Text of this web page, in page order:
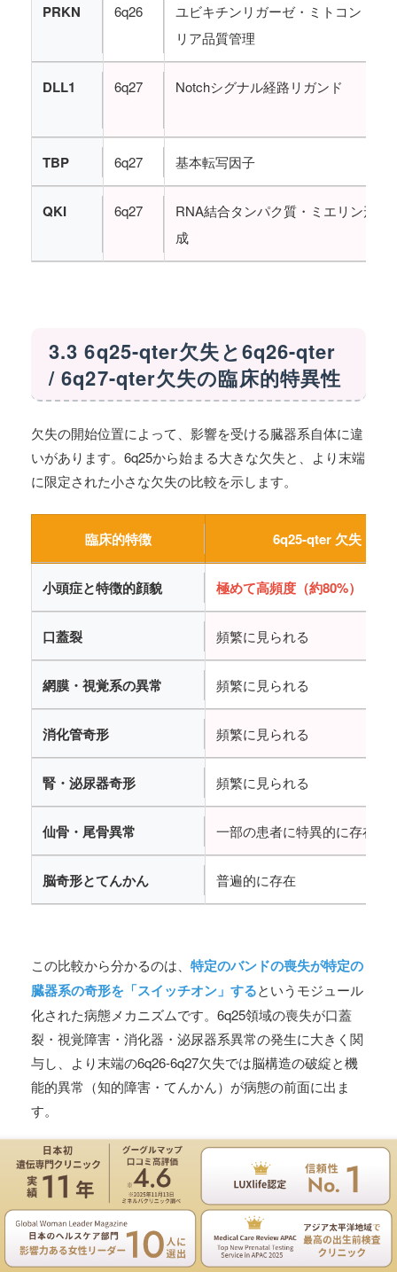
PRKN 6q26
ユビキチンリガーゼ・ミトコンド
リア品質管理
DLL1 6q27 Notchシグナル経路リガンド
TBP 6q27 基本転写因子
QKI 6q27
RNA結合タンパク質・ミエリン形
成
3.3 6q25-qter欠失と6q26-qter
/ 6q27-qter欠失の臨床的特異性
欠失の開始位置によって、影響を受ける臓器系自体に違
いがあります。6q25から始まる大きな欠失と、より末端
に限定された小さな欠失の比較を示します。
臨床的特徴 6q25-qter 欠失
小頭症と特徴的顔貌 極めて高頻度（約80%）
口蓋裂 頻繁に見られる
網膜・視覚系の異常 頻繁に見られる
消化管奇形 頻繁に見られる
腎・泌尿器奇形 頻繁に見られる
仙骨・尾骨異常 一部の患者に特異的に存在
脳奇形とてんかん 普遍的に存在
この比較から分かるのは、 特定のバンドの喪失が特定の
臓器系の奇形を「スイッチオン」するというモジュール
化された病態メカニズムです。6q25領域の喪失が口蓋
裂・視覚障害・消化器・泌尿器系異常の発生に大きく関
与し、より末端の6q26-6q27欠失では脳構造の破綻と機
能的異常（知的障害・てんかん）が病態の前面に出ま
す。
3.4 ARID1Bとクロマチンリモ
デリングの破綻
ARID1Bは細胞核内でSWI/SNF複合体（特に神経前駆細
遺伝専門医のNIPT遺伝カウンセリングは無料
お電話 ご予約